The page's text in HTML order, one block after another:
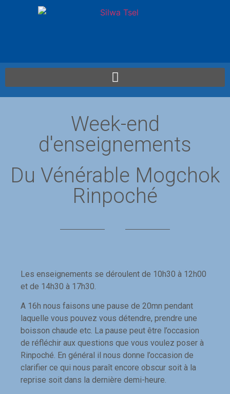
Week-end
d'enseignements
Du Vénérable Mogchok
Rinpoché
Les enseignements se déroulent de 10h30 à 12h00
et de 14h30 à 17h30.
A 16h nous faisons une pause de 20mn pendant
laquelle vous pouvez vous détendre, prendre une
boisson chaude etc. La pause peut être l’occasion
de réfléchir aux questions que vous voulez poser à
Rinpoché. En général il nous donne l’occasion de
clarifier ce qui nous paraît encore obscur soit à la
reprise soit dans la dernière demi-heure.